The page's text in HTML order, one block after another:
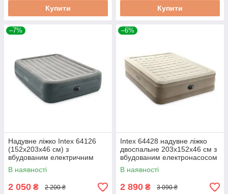
Купити Купити
–7%
Надувне ліжко Intex 64126
(152х203х46 см) з
вбудованим електричним
насосом
В наявності
2 050 ₴ 2 200 ₴
–6%
Intex 64428 надувне ліжко
двоспальне 203х152х46 см з
вбудованим електронасосом
В наявності
2 890 ₴ 3 090 ₴